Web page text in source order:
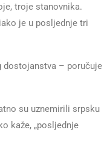
troje stanovnika.
je u posljednje tri
dostojanstva – poručuje
su uznemirili srpsku
kaže, „posljednje